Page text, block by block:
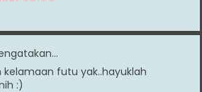
kelamaan futu yak..hayuklah
:)